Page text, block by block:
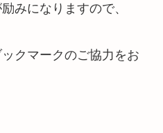
みになりますので、
クマークのご協力をお